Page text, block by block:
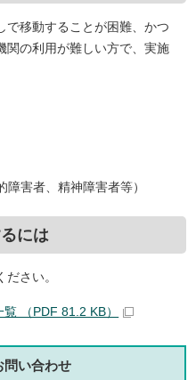
で移動することが困難、かつ
関の利用が難しい方で、実施
害者、精神障害者等）
には
さい。
（PDF 81.2 KB）
問い合わせ